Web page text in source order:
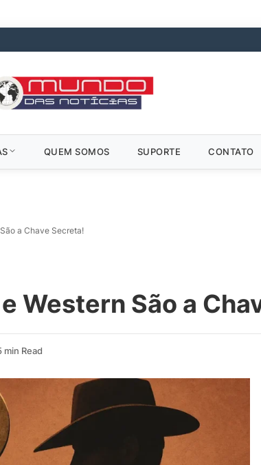
QUEM SOMOS SUPORTE CONTATO
a Chave Secreta!
Western São a
min Read